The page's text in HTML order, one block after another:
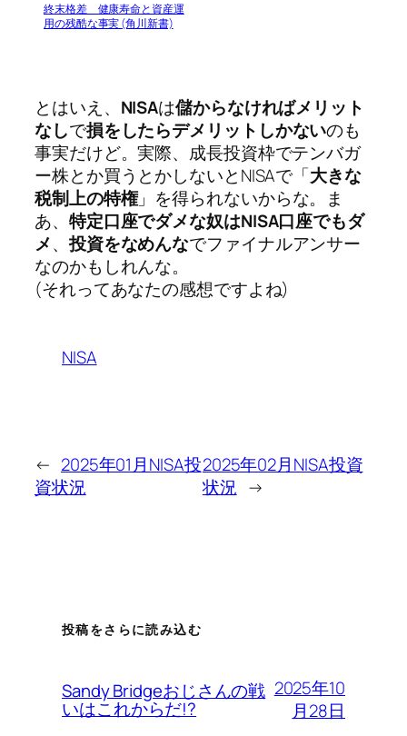
終末格差 健康寿命と資産運
用の残酷な事実 (角川新書)
とはいえ、 NISAは儲からなければメリット
なしで損をしたらデメリットしかないのも
事実だけど。実際、成長投資枠でテンバガ
ー株とか買うとかしないとNISAで「大きな
税制上の特権」を得られないからな。ま
あ、 特定口座でダメな奴はNISA口座でもダ
メ、投資をなめんなでファイナルアンサー
なのかもしれんな。
(それってあなたの感想ですよね)
NISA
← 2025年01月NISA投
資状況
2025年02月NISA投資
状況 →
投稿をさらに読み込む
Sandy Bridgeおじさんの戦
いはこれからだ!?
2025年10
月28日